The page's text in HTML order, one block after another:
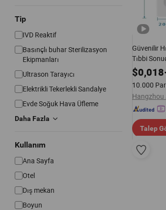
Tip
IVD Reaktif
Basınçlı buhar Sterilizasyon
Ekipmanları
Ultrason Tarayıcı
Elektrikli Tekerlekli Sandalye
Evde Soğuk Hava Üfleme
Daha Fazla
Kullanım
Ana Sayfa
Otel
Dış mekan
Boyun
Güvenilir
Tıbbi
$0,018
10.000
Hangzhou
Talep